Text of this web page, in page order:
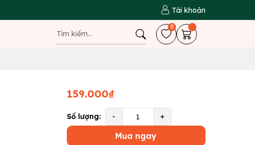
Tài khoản
0
159.000₫
Số lượng: - +
Mua ngay